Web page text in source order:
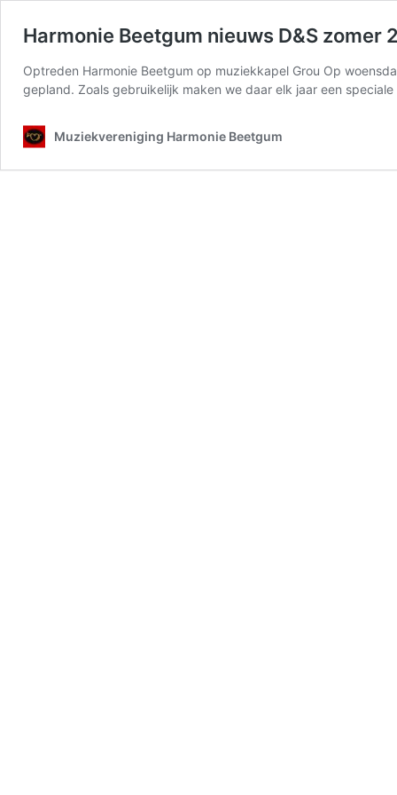
Harmonie Beetgum nieuws D&S zomer
Optreden Harmonie Beetgum op muziekkapel Grou Op
gepland. Zoals gebruikelijk maken we daar elk jaar een
Muziekvereniging Harmonie Beetgum